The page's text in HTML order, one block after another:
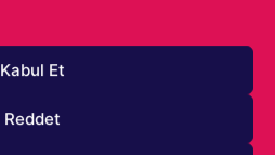
Kabul Et
Reddet